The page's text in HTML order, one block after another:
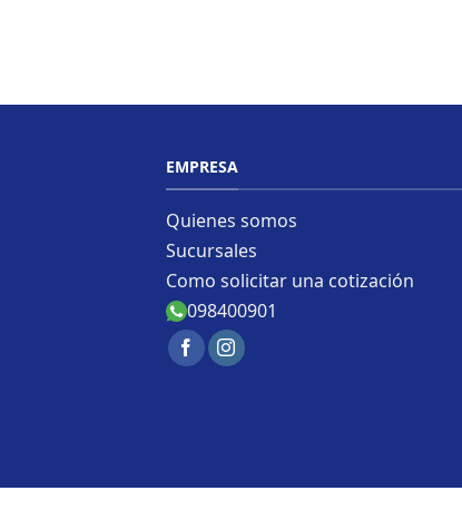
EMPRESA
Quienes somos
Sucursales
Como solicitar una cotización
098400901